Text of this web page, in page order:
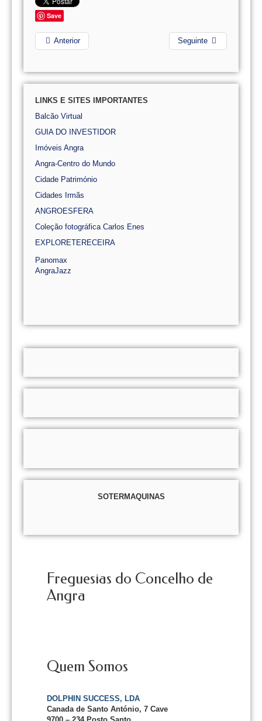
Save
Anterior Seguinte
LINKS E SITES IMPORTANTES
Balcão Virtual
GUIA DO INVESTIDOR
Imóveis Angra
Angra-Centro do Mundo
Cidade Património
Cidades Irmãs
ANGROESFERA
Coleção fotográfica Carlos Enes
EXPLORETERECEIRA
Panomax
AngraJazz
SOTERMAQUINAS
Freguesias do Concelho de
Angra
Quem Somos
DOLPHIN SUCCESS, LDA
Canada de Santo António, 7 Cave